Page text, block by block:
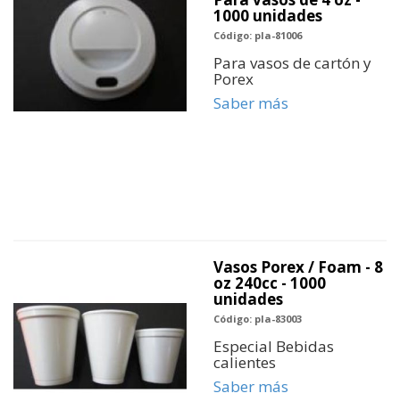
1000 unidades
Código: pla-81006
Para vasos de cartón y
Porex
Saber más
Vasos Porex / Foam - 8
oz 240cc - 1000
unidades
Código: pla-83003
Especial Bebidas
calientes
Saber más